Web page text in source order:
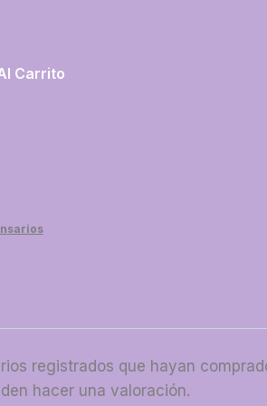
Carrito
registrados que hayan
hacer una valoración.